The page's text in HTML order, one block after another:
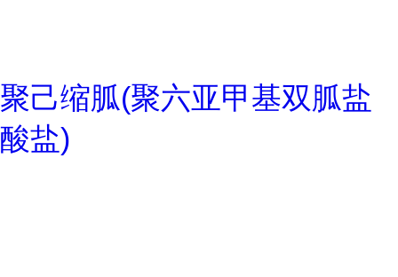
聚己缩胍(聚六亚甲基双胍盐
酸盐)